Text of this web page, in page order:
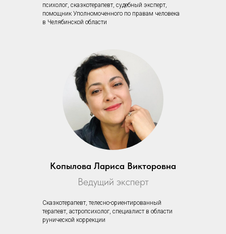
психолог, сказкотерапевт, судебный эксперт,
помощник Уполномоченного по правам человека
в Челябинской области
Копылова Лариса Викторовна
Ведущий эксперт
Сказкотерапевт, телесно-ориентированный
терапевт, астропсихолог, специалист в области
рунической коррекции